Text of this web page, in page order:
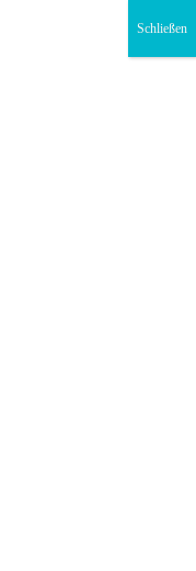
Schließen